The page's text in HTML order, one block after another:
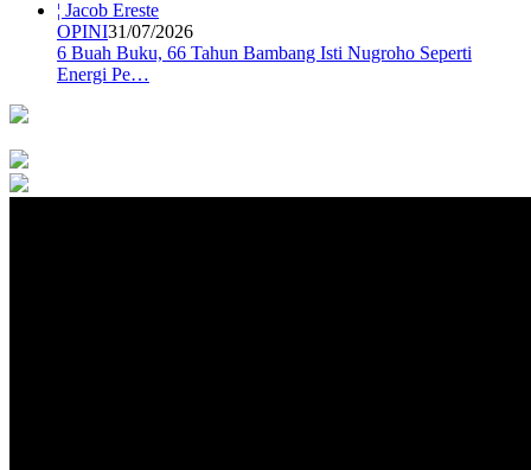
OPINI31/07/2026
6 Buah Buku, 66 Tahun Bambang Isti Nugroho Seperti
Energi Pe…